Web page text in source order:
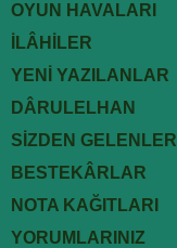
OYUN HAVALARI
İLÂHİLER
YENİ YAZILANLAR
DÂRULELHAN
SİZDEN GELENLER
BESTEKÂRLAR
NOTA KAĞITLARI
YORUMLARINIZ